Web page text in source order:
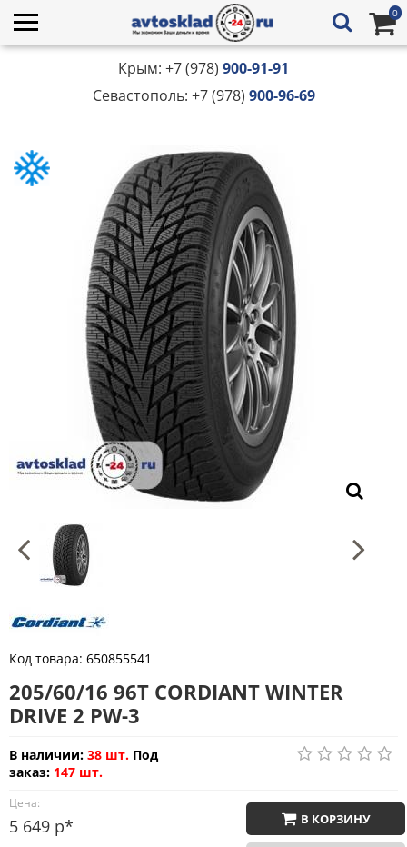
0
Крым: +7 (978) 900-91-91
Севастополь: +7 (978) 900-96-69
Код товара: 650855541
205/60/16 96T CORDIANT WINTER
DRIVE 2 PW-3
В наличии: 38 шт. Под
заказ: 147 шт.
Цена:
5 649 р* В КОРЗИНУ